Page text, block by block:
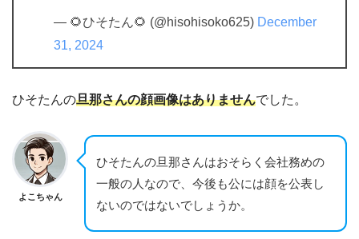
— 🌻ひそたん🌻 (@hisohisoko625) December
31, 2024
ひそたんの旦那さんの顔画像はありませんでした。
よこちゃん
ひそたんの旦那さんはおそらく会社務めの
一般の人なので、今後も公には顔を公表し
ないのではないでしょうか。